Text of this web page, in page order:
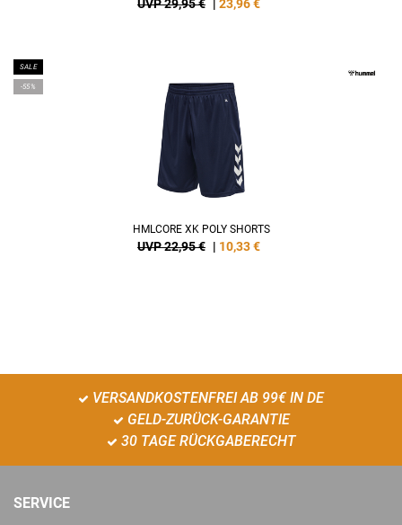
UVP 29,95 € | 23,96€
SALE
-55%
HMLCORE XK POLY SHORTS
UVP 22,95 € | 10,33€
VERSANDKOSTENFREI AB 99€ IN DE
GELD-ZURÜCK-GARANTIE
30 TAGE RÜCKGABERECHT
SERVICE